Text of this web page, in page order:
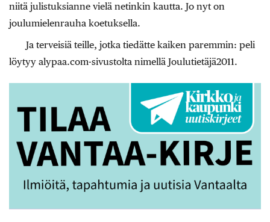
niitä julistuksianne vielä netinkin kautta. Jo nyt on
joulumielenrauha koetuksella.
Ja terveisiä teille, jotka tiedätte kaiken paremmin: peli
löytyy alypaa.com-sivustolta nimellä Joulutietäjä2011.